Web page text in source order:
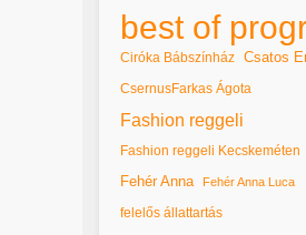
best of
Ciróka Bábszínház Csatos
CsernusFarkas Ágota
Fashion reggeli
Fashion reggeli Kecskeméten
Fehér Anna Fehér Anna Luca
felelős állattartás